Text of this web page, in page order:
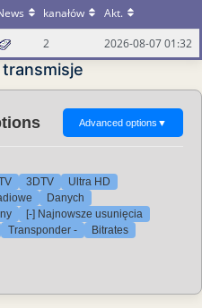
kanałów
Akt.
2 2026-08-07 01:32
Advanced options ▼
3DTV
Ultra HD
Danych
[-] Najnowsze usunięcia
Transponder - Bitrates